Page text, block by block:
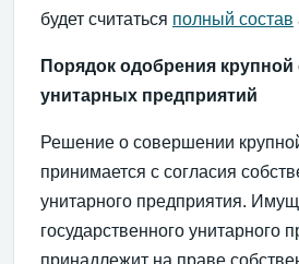
будет считаться полный состав
Порядок одобрения крупной
унитарных предприятий
Решение о совершении
принимается с согласия
унитарного предприятия.
государственного унитарного
принадлежит на праве